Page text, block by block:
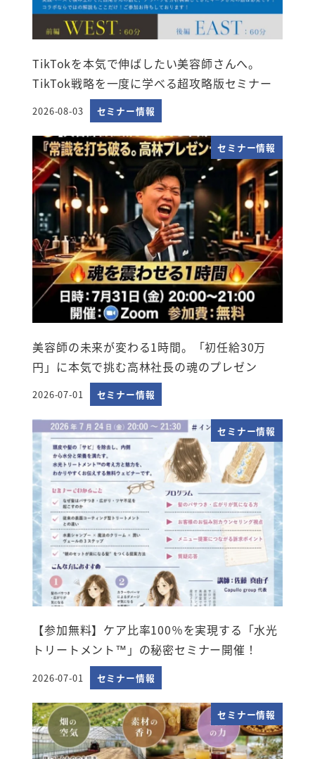
TikTokを本気で伸ばしたい美容師さんへ。
TikTok戦略を一度に学べる超攻略版セミナー
投稿日
2026-08-03 セミナー情報
セミナー情報
美容師の未来が変わる1時間。「初任給30万
円」に本気で挑む高林社長の魂のプレゼン
投稿日
2026-07-01 セミナー情報
セミナー情報
【参加無料】ケア比率100％を実現する「水光
トリートメント™」の秘密セミナー開催！
投稿日
2026-07-01 セミナー情報
セミナー情報